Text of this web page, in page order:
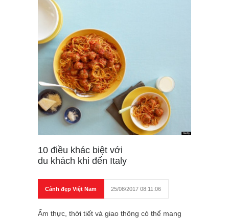
10 điều khác biệt với
du khách khi đến Italy
Cảnh đẹp Việt Nam 25/08/2017 08:11:06
Ẩm thực, thời tiết và giao thông có thể mang